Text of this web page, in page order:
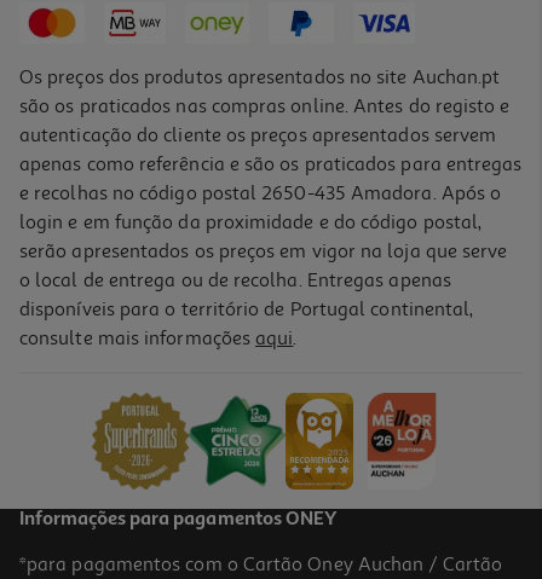
2.9
Capa Samsung S26 Ultra Magnetic Transparente
49,99 €
Os preços dos produtos apresentados no site Auchan.pt
são os praticados nas compras online. Antes do registo e
autenticação do cliente os preços apresentados servem
apenas como referência e são os praticados para entregas
e recolhas no código postal 2650-435 Amadora. Após o
login e em função da proximidade e do código postal,
serão apresentados os preços em vigor na loja que serve
o local de entrega ou de recolha. Entregas apenas
disponíveis para o território de Portugal continental,
consulte mais informações aqui.
Informações para pagamentos ONEY
*para pagamentos com o Cartão Oney Auchan / Cartão